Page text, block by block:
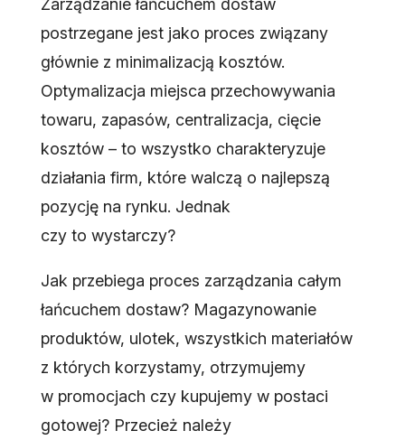
postrzegane jest jako proces związany
głównie z minimalizacją kosztów.
Optymalizacja miejsca przechowywania
towaru, zapasów, centralizacja, cięcie
kosztów – to wszystko charakteryzuje
działania firm, które walczą o najlepszą
pozycję na rynku. Jednak
czy to wystarczy?
Jak przebiega proces zarządzania całym
łańcuchem dostaw? Magazynowanie
produktów, ulotek, wszystkich materiałów
z których korzystamy, otrzymujemy
w promocjach czy kupujemy w postaci
gotowej? Przecież należy